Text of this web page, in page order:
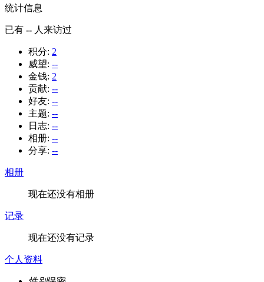
统计信息
已有 -- 人来访过
积分: 2
威望: --
金钱: 2
贡献: --
好友: --
主题: --
日志: --
相册: --
分享: --
相册
现在还没有相册
记录
现在还没有记录
个人资料